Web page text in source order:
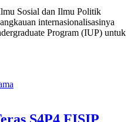
Sosial dan Ilmu Politik
internasionalisasinya
Program (IUP) untuk